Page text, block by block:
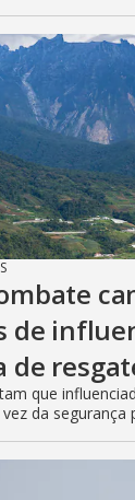
de
de
que
da segurança